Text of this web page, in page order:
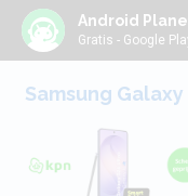
Android
Gratis - Google
Samsung